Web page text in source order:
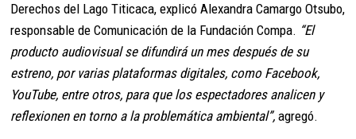
Derechos del Lago Titicaca, explicó Alexandra Camargo Otsubo,
responsable de Comunicación de la Fundación Compa. “El
producto audiovisual se difundirá un mes después de su
estreno, por varias plataformas digitales, como Facebook,
YouTube, entre otros, para que los espectadores analicen y
reflexionen en torno a la problemática ambiental”, agregó.